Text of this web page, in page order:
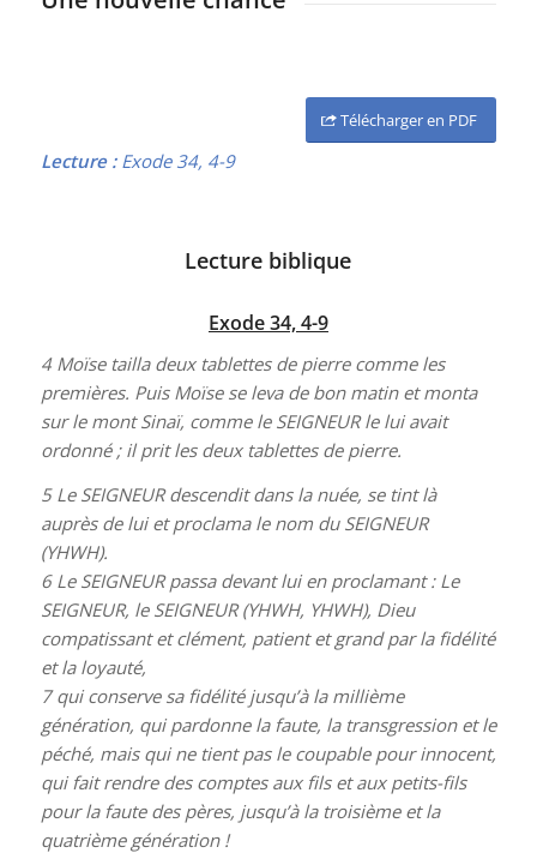
Télécharger en PDF
Lecture : Exode 34, 4-9
Lecture biblique
Exode 34, 4-9
4 Moïse tailla deux tablettes de pierre comme les
premières. Puis Moïse se leva de bon matin et monta
sur le mont Sinaï, comme le SEIGNEUR le lui avait
ordonné ; il prit les deux tablettes de pierre.
5 Le SEIGNEUR descendit dans la nuée, se tint là
auprès de lui et proclama le nom du SEIGNEUR
(YHWH).
6 Le SEIGNEUR passa devant lui en proclamant : Le
SEIGNEUR, le SEIGNEUR (YHWH, YHWH), Dieu
compatissant et clément, patient et grand par la fidélité
et la loyauté,
7 qui conserve sa fidélité jusqu’à la millième
génération, qui pardonne la faute, la transgression et le
péché, mais qui ne tient pas le coupable pour innocent,
qui fait rendre des comptes aux fils et aux petits-fils
pour la faute des pères, jusqu’à la troisième et la
quatrième génération !